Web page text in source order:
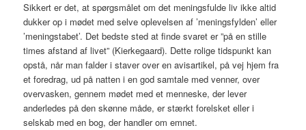
Sikkert er det, at spørgsmålet om det meningsfulde liv ikke altid
dukker op i mødet med selve oplevelsen af ’meningsfylden’ eller
’meningstabet’. Det bedste sted at finde svaret er ”på en stille
times afstand af livet” (Kierkegaard). Dette rolige tidspunkt kan
opstå, når man falder i staver over en avisartikel, på vej hjem fra
et foredrag, ud på natten i en god samtale med venner, over
overvasken, gennem mødet med et menneske, der lever
anderledes på den skønne måde, er stærkt forelsket eller i
selskab med en bog, der handler om emnet.